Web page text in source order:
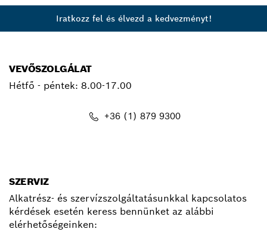
Iratkozz fel és élvezd a kedvezményt!
VEVŐSZOLGÁLAT
Hétfő - péntek: 8.00-17.00
+36 (1) 879 9300
SZERVIZ
Alkatrész- és szervízszolgáltatásunkkal kapcsolatos
kérdések esetén keress bennünket az alábbi
elérhetőségeinken: